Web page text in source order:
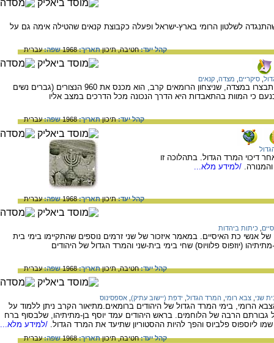
לשלטון הרומי בארץ-ישראל ופעלה כקבוצת קנאים שהטילה אימה גם על
קהל יעד:חטיבה,תיכוןתאריך:1968 שפה:עברית
סיקריים מצדה קנאים
כאשר מבין אלעזר בן יאיר, מנהיג הקנאים שהתבצרו במצדה, שניצחון הרומאים קרב, הוא מכנס את 960 הנצורים (גברים נשים
כי המוות בהתאבדות היא הדרך הנכונה מכל הדרכים במצב אליו
קהל יעד:תיכוןתאריך:1968 שפה:עברית
דיכוי המרד הגדול. בתהלוכה זו
/למידע מלא...
קהל יעד:תיכוןתאריך:1968 שפה:עברית
כיתות ביהדות
אנשי כת האיסיים. במאמר איזכור של שני זרמים נוספים שהתקיימו בימי בית
(יוזפוס פלוויוס) שחי בימי בית-שני והמרד הגדול של היהודים
קהל יעד:חטיבה,תיכוןתאריך:1968 שפה:עברית
שני צבא רומי המרד הגדול ידפת (יישוב עתיק) אספסינוס
הרומי, בימי המרד הגדול של היהודים ברומאים.מתיאור הקרב ניתן ללמוד על
גבורתם הרבה של הלוחמים. בראש היהודים עמד יוסף בן-מתיתיהו, שלבסוף ברח
ליוספוס פלביוס והפך להיות ההסטוריון שתיעד את המרד הגדול. /למידע מלא...
קהל יעד:חטיבה,תיכוןתאריך:1968 שפה:עברית